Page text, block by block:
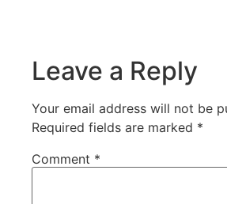
Leave a Reply
Your email address will not be
Required fields are marked *
Comment *